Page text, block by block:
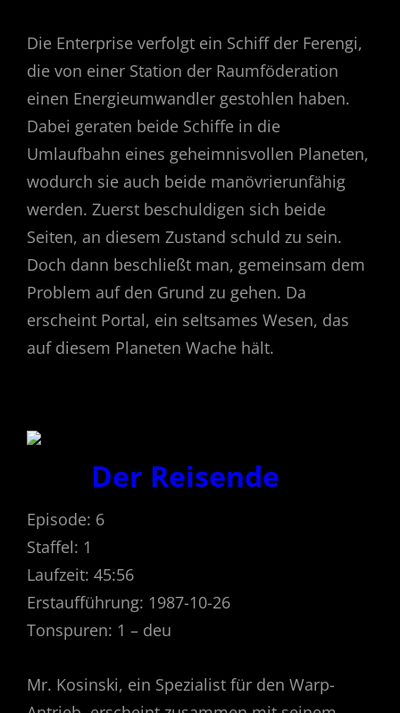
Die Enterprise verfolgt ein Schiff der Ferengi,
die von einer Station der Raumföderation
einen Energieumwandler gestohlen haben.
Dabei geraten beide Schiffe in die
Umlaufbahn eines geheimnisvollen Planeten,
wodurch sie auch beide manövrierunfähig
werden. Zuerst beschuldigen sich beide
Seiten, an diesem Zustand schuld zu sein.
Doch dann beschließt man, gemeinsam dem
Problem auf den Grund zu gehen. Da
erscheint Portal, ein seltsames Wesen, das
auf diesem Planeten Wache hält.
Der Reisende
Episode: 6
Staffel: 1
Laufzeit: 45:56
Erstaufführung: 1987-10-26
Tonspuren: 1 – deu
Mr. Kosinski, ein Spezialist für den Warp-